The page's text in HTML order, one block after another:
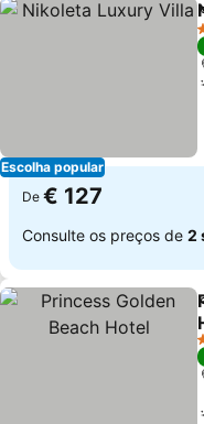
Escolha popular
De € 127
Consulte os preços de 2